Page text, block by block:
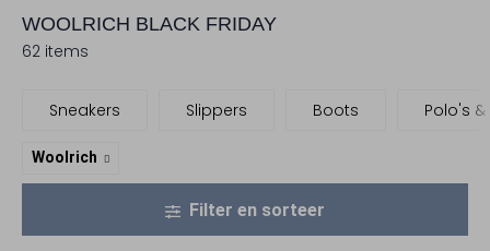
WOOLRICH BLACK FRIDAY
62 items
Sneakers Slippers Boots Polo's
Woolrich
Filter en sorteer